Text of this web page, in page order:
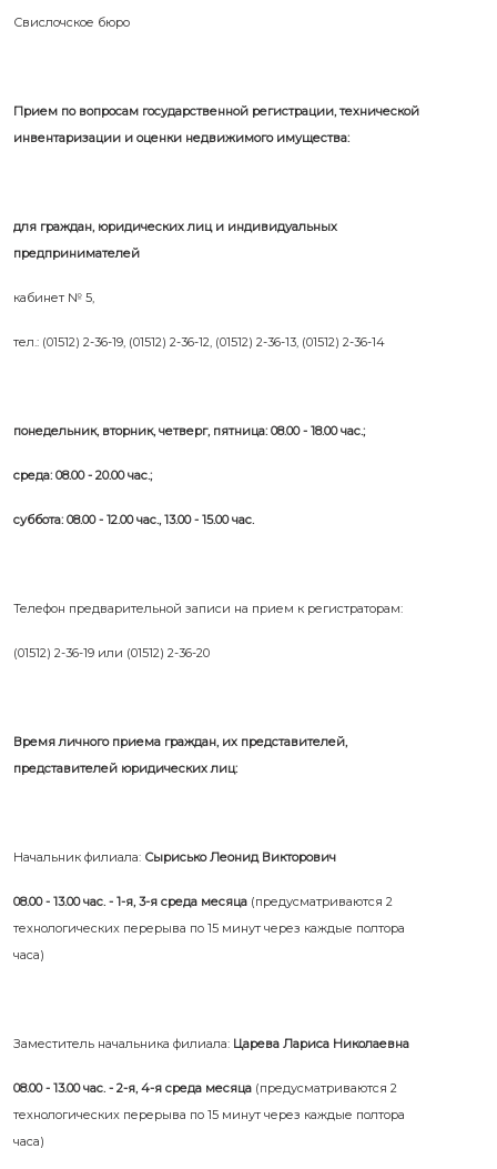
Свислочское бюро
Прием по вопросам государственной регистрации, технической
инвентаризации и оценки недвижимого имущества:
для граждан, юридических лиц и индивидуальных
предпринимателей
кабинет № 5,
тел.: (01512) 2-36-19, (01512) 2-36-12, (01512) 2-36-13, (01512) 2-36-14
понедельник, вторник, четверг, пятница: 08.00 - 18.00 час.;
среда: 08.00 - 20.00 час.;
суббота: 08.00 - 12.00 час., 13.00 - 15.00 час.
Телефон предварительной записи на прием к регистраторам:
(01512) 2-36-19 или (01512) 2-36-20
Время личного приема граждан, их представителей,
представителей юридических лиц:
Начальник филиала: Сырисько Леонид Викторович
08.00 - 13.00 час. - 1-я, 3-я среда месяца (предусматриваются 2
технологических перерыва по 15 минут через каждые полтора
часа)
Заместитель начальника филиала: Царева Лариса Николаевна
08.00 - 13.00 час. - 2-я, 4-я среда месяца (предусматриваются 2
технологических перерыва по 15 минут через каждые полтора
часа)